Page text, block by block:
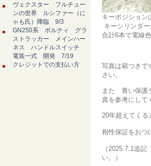
ヴェクスター フルチュー
ンの世界 ルシファー（に
ゃも氏）降臨 9/3
GN250系 ボルティ グラ
ストラッカー メインハー
ネス ハンドルスイッチ
電装一式 開発 7/19
クレジットでの支払い方
キーポジション
キーシリンダ
合計6本で電線
写真は箱つきで
さい。
また 青い保護
真を参考にして
20年超えてくる
相性保証をおつ
（2025.7.1追
い。）